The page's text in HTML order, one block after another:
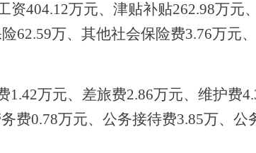
资404.12万元、津贴补贴262.98万元
62.59万、其他社会保险费3.76万元
1.42万元、 差旅费2.86万元、 维护费
费0.78万元、公务接待费3.85万、公